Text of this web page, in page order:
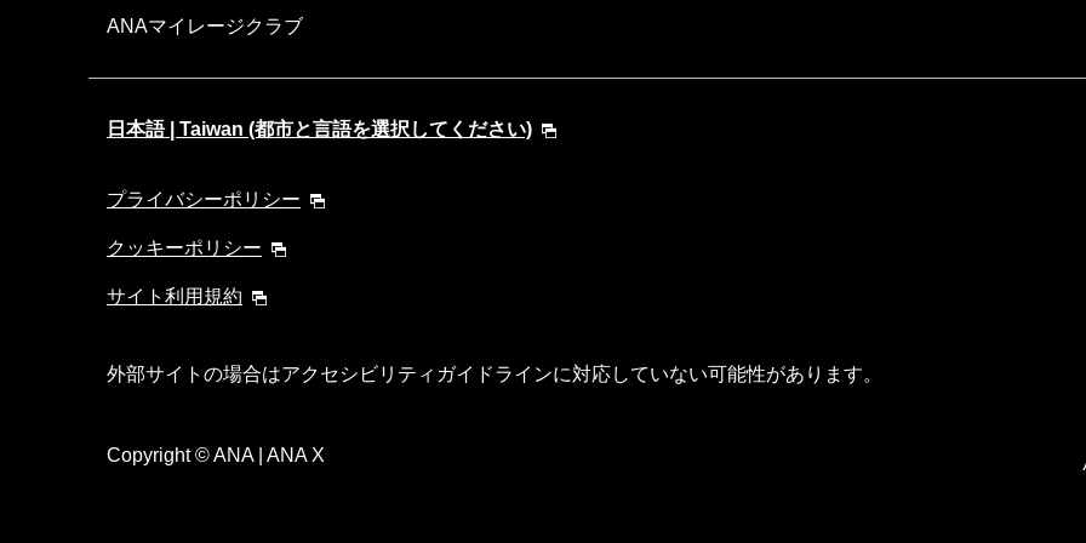
ANAマイレージクラブ
日本語 | Taiwan (都市と言語を選択してください)
プライバシーポリシー
クッキーポリシー
サイト利用規約
外部サイトの場合はアクセシビリティガイドラインに対応していない可能性があります。
Copyright© ANA | ANA X